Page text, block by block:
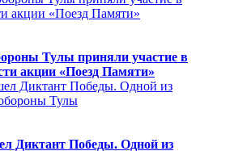
Тулы приняли участие в
акции «Поезд Памяти»
Диктант Победы. Одной из